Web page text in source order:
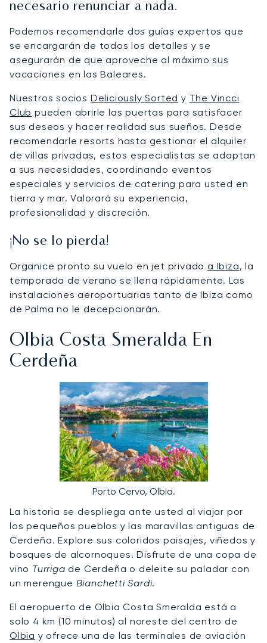
necesario renunciar a nada.
Podemos recomendarle dos guías expertos que
se encargarán de todos los detalles y se
asegurarán de que aproveche al máximo sus
vacaciones en las Baleares.
Nuestros socios Deliciously Sorted y The Vincci
Club pueden abrirle las puertas para satisfacer
sus deseos y hacer realidad sus sueños. Desde
recomendarle resorts hasta gestionar el alquiler
de villas privadas, estos especialistas se adaptan
a sus necesidades, coordinando eventos
especiales y servicios de catering para usted en
tierra y mar. Valorará su experiencia,
profesionalidad y discreción.
¡No se lo pierda!
Organice pronto su vuelo en jet privado a Ibiza, la
temporada de verano se llena rápidamente. Las
instalaciones aeroportuarias tanto de Ibiza como
de Palma no le decepcionarán.
Olbia Costa Smeralda En
Cerdeña
Porto Cervo, Olbia.
La historia se despliega ante usted al viajar por
los pequeños pueblos y las maravillas antiguas de
Cerdeña. Explore sus coloridos paisajes, viñedos y
bosques de alcornoques. Disfrute de una copa de
vino Turriga de Cerdeña o deleite su paladar con
un merengue Bianchetti Sardi.
El aeropuerto de Olbia Costa Smeralda está a
solo 4 km (10 minutos) al noreste del centro de
Olbia y ofrece una de las terminales de aviación